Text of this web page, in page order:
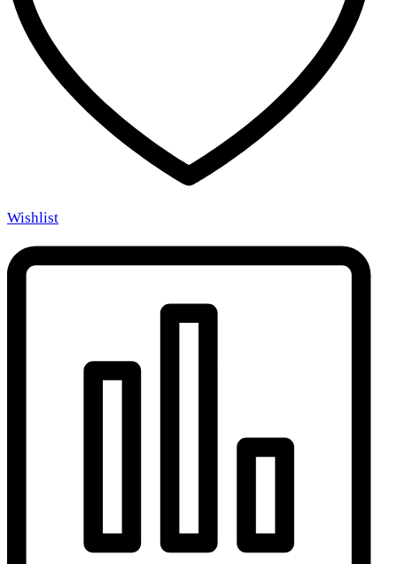
Wishlist